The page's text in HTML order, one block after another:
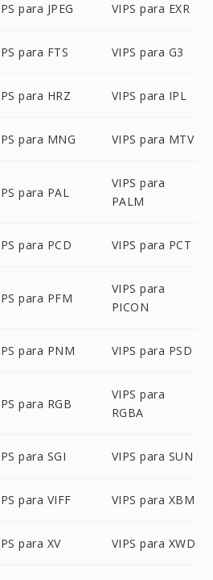
para JPEG VIPS para EXR
para FTS VIPS para G3
para HRZ VIPS para IPL
para MNG VIPS para MTV
para PAL
VIPS para
PALM
para PCD VIPS para PCT
para PFM
VIPS para
PICON
para PNM VIPS para PSD
para RGB
VIPS para
RGBA
para SGI VIPS para SUN
para VIFF VIPS para XBM
para XV VIPS para XWD